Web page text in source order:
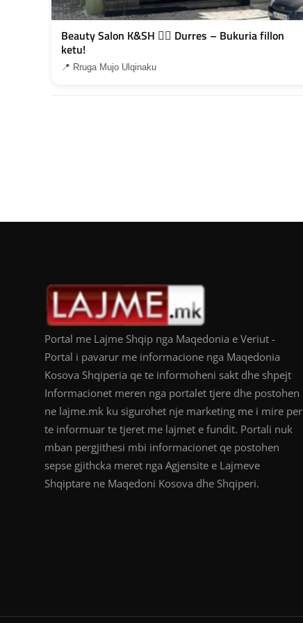
Beauty Salon K&SH 💇‍♀️ Durres – Bukuria fillon
ketu!
📍 Rruga Mujo Ulqinaku
Portal me Lajme Shqip nga Maqedonia e Veriut -
Portal i pavarur me informacione nga Maqedonia
Kosova Shqiperia qe te informoheni sakt dhe shpejt
Informacionet meren nga portalet tjere dhe postohen
ne lajme.mk ku sigurohet nje marketing me i mire per
te informuar te tjeret me lajmet e fundit. Portali nuk
mban pergjithesi mbi informacionet qe postohen
sepse gjithcka meret nga Agjensite e Lajmeve
Shqiptare ne Maqedoni Kosova dhe Shqiperi.